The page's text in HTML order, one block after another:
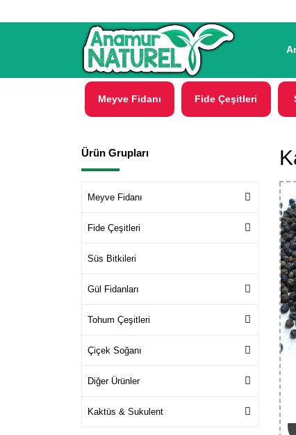
Meyve Fidanı Fide Çeşitleri
Ürün Grupları
Meyve Fidanı
Fide Çeşitleri
Süs Bitkileri
Gül Fidanları
Tohum Çeşitleri
Çiçek Soğanı
Diğer Ürünler
Kaktüs & Sukulent